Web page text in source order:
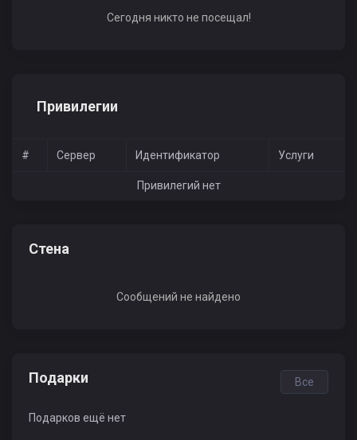
Сегодня никто не посещал!
Привилегии
# Сервер Идентификатор Услуги
Привилегий нет
Стена
Сообщений не найдено
Подарки Все
Подарков ещё нет